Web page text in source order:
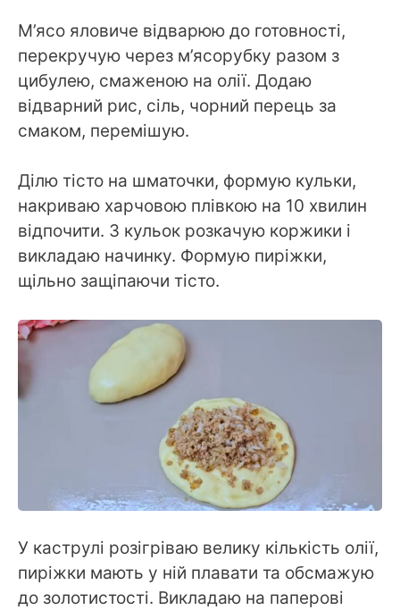
М’ясо яловиче відварюю до готовності,
перекручую через м’ясорубку разом з
цибулею, смаженою на олії. Додаю
відварний рис, сіль, чорний перець за
смаком, перемішую.
Ділю тісто на шматочки, формую кульки,
накриваю харчовою плівкою на 10 хвилин
відпочити. З кульок розкачую коржики і
викладаю начинку. Формую пиріжки,
щільно защіпаючи тісто.
У каструлі розігріваю велику кількість олії,
пиріжки мають у ній плавати та обсмажую
до золотистості. Викладаю на паперові